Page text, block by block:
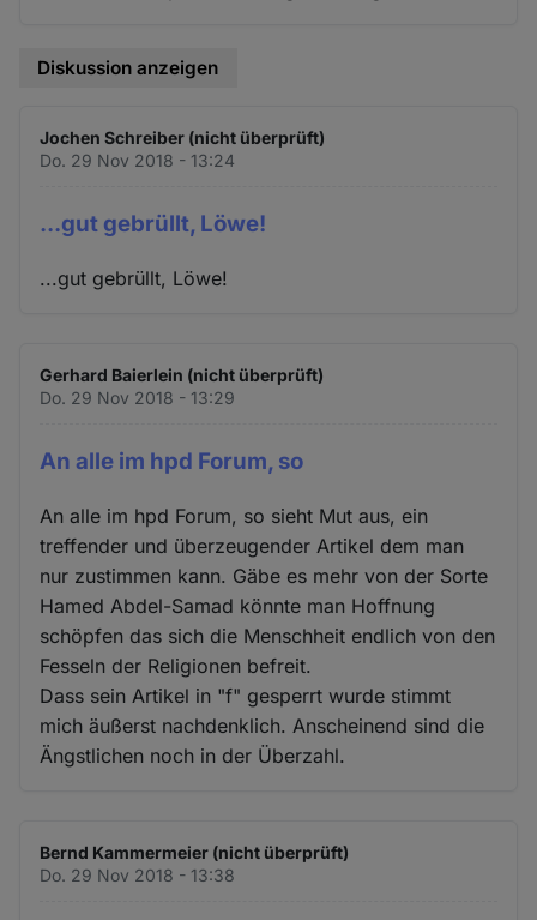
Diskussion anzeigen
Jochen Schreiber (nicht überprüft)
Do. 29 Nov 2018 - 13:24
...gut gebrüllt, Löwe!
...gut gebrüllt, Löwe!
Gerhard Baierlein (nicht überprüft)
Do. 29 Nov 2018 - 13:29
An alle im hpd Forum, so
An alle im hpd Forum, so sieht Mut aus, ein
treffender und überzeugender Artikel dem man
nur zustimmen kann. Gäbe es mehr von der Sorte
Hamed Abdel-Samad könnte man Hoffnung
schöpfen das sich die Menschheit endlich von den
Fesseln der Religionen befreit.
Dass sein Artikel in "f" gesperrt wurde stimmt
mich äußerst nachdenklich. Anscheinend sind die
Ängstlichen noch in der Überzahl.
Bernd Kammermeier (nicht überprüft)
Do. 29 Nov 2018 - 13:38